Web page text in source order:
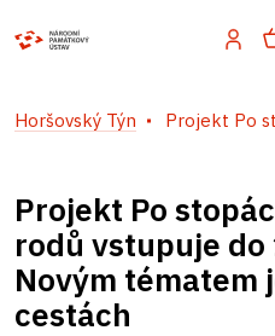
Horšovský Týn Projekt Po
Projekt Po
rodů vstupuje
Novým tématem
cestách